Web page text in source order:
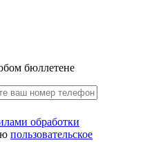
бюллетене
обработки
пользовательское